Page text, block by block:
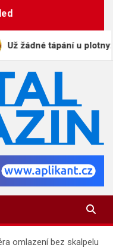
tápání u plotny:
omlazení bez skalpelu